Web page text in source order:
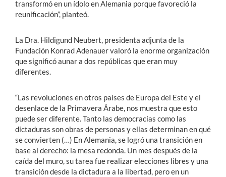
transformó en un ídolo en Alemania porque favoreció la
reunificación”, planteó.
La Dra. Hildigund Neubert, presidenta adjunta de la
Fundación Konrad Adenauer valoró la enorme organización
que significó aunar a dos repúblicas que eran muy
diferentes.
“Las revoluciones en otros países de Europa del Este y el
desenlace de la Primavera Árabe, nos muestra que esto
puede ser diferente. Tanto las democracias como las
dictaduras son obras de personas y ellas determinan en qué
se convierten (…) En Alemania, se logró una transición en
base al derecho: la mesa redonda. Un mes después de la
caída del muro, su tarea fue realizar elecciones libres y una
transición desde la dictadura a la libertad, pero en un